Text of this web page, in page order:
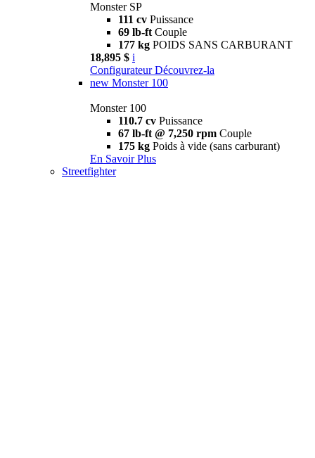
Monster SP
111 cv Puissance
69 lb-ft Couple
177 kg POIDS SANS CARBURANT
18,895 $ i
Configurateur Découvrez-la
new Monster 100
Monster 100
110.7 cv Puissance
67 lb-ft @ 7,250 rpm Couple
175 kg Poids à vide (sans carburant)
En Savoir Plus
Streetfighter